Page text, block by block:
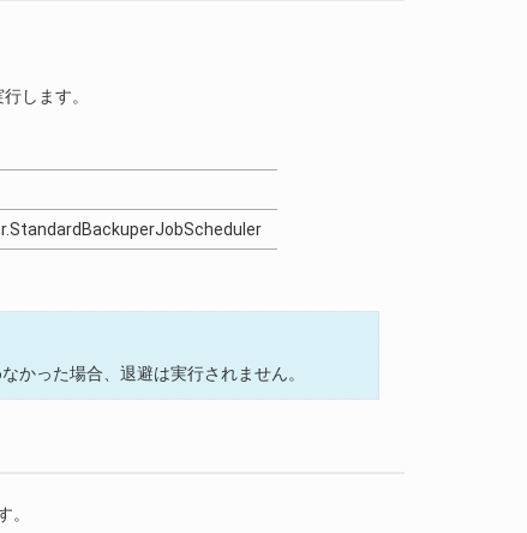
します。
かった場合、退避は実行されません。
。